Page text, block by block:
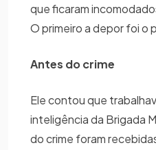
que ficaram
O primeiro a depor foi o
Antes do crime
Ele contou que
inteligência da Brigada
do crime foram